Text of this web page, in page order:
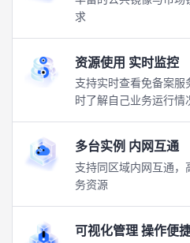
求
资源使用 实时监控
支持实时查看免备案
时了解自己业务运行情
多台实例 内网互通
支持同区域内网互通，
务资源
可视化管理 操作便